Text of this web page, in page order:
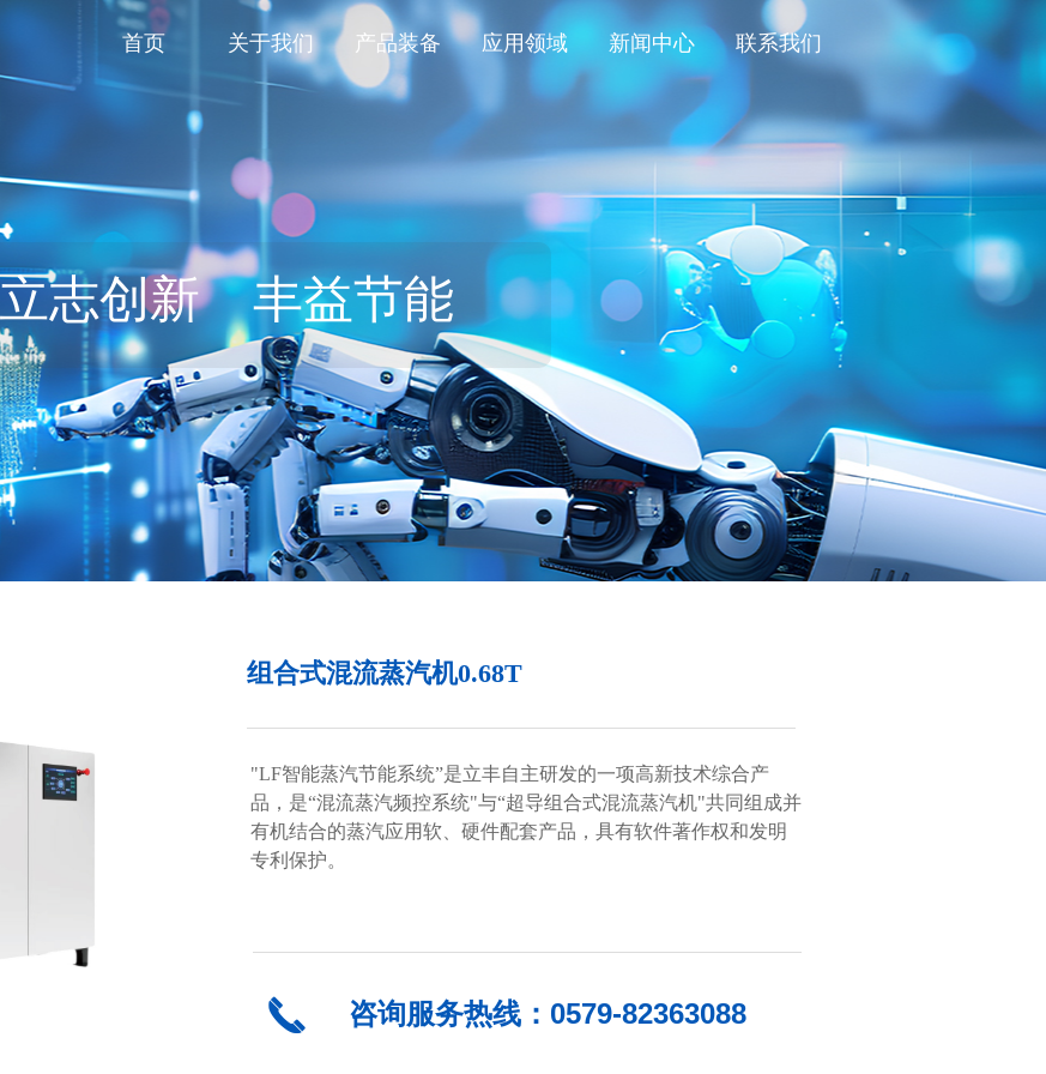
首页 关于我们 产品装备 应用领域 新闻中心 联系我们
组合式混流蒸汽机0.68T
"LF智能蒸汽节能系统”是立丰自主研发的一项高新技术综合产
品，是“混流蒸汽频控系统"与“超导组合式混流蒸汽机"共同组成并
有机结合的蒸汽应用软、硬件配套产品，具有软件著作权和发明
专利保护。
끅 咨询服务热线：0579-82363088
立志创新 丰益节能